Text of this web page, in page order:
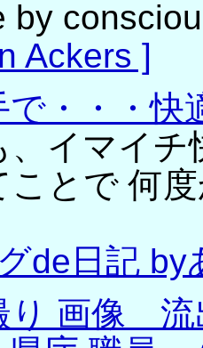
by
Ackers ]
で・・・快
、イマイ
ことで 何
de日記 by
り 画像